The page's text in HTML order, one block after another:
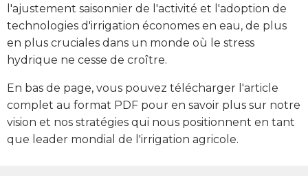
l'ajustement saisonnier de l'activité et l'adoption de
technologies d'irrigation économes en eau, de plus
en plus cruciales dans un monde où le stress
hydrique ne cesse de croître.
En bas de page, vous pouvez télécharger l'article
complet au format PDF pour en savoir plus sur notre
vision et nos stratégies qui nous positionnent en tant
que leader mondial de l'irrigation agricole.